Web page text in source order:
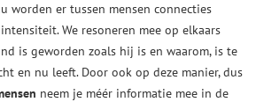
worden er tussen mensen connecties
We resoneren mee op elkaars
is geworden zoals hij is en waarom, is te
en nu leeft. Door ook op deze manier, dus
neem je méér informatie mee in de